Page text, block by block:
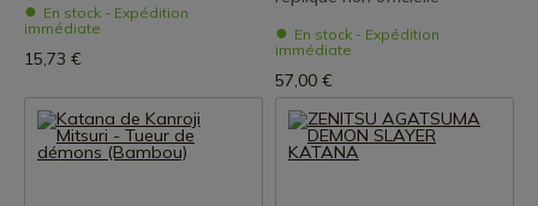
En stock - Expédition
immédiate
15,73 €
En stock - Expédition
immédiate
57,00 €